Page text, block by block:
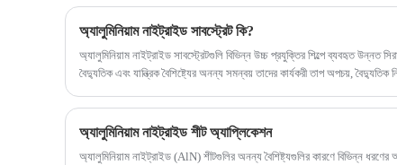
অ্যালুমিনিয়াম নাইট্রাইড সাবস্ট্রেট কি?
অ্যালুমিনিয়াম নাইট্রাইড সাবস্ট্রেটগুলি বিভিন্ন উচ্চ প্রযুক্তির শিল্পে ব্যবহৃত উন্নত
বৈদ্যুতিক এবং যান্ত্রিক বৈশিষ্ট্যের অনন্য সমন্বয় তাদের কার্যকরী তাপ অপচয়, বৈদ্যুতিক
অ্যালুমিনিয়াম নাইট্রাইড শীট অ্যাপ্লিকেশন
অ্যালুমিনিয়াম নাইট্রাইড (AlN) শীটগুলির অনন্য বৈশিষ্ট্যগুলির কারণে বিভিন্ন